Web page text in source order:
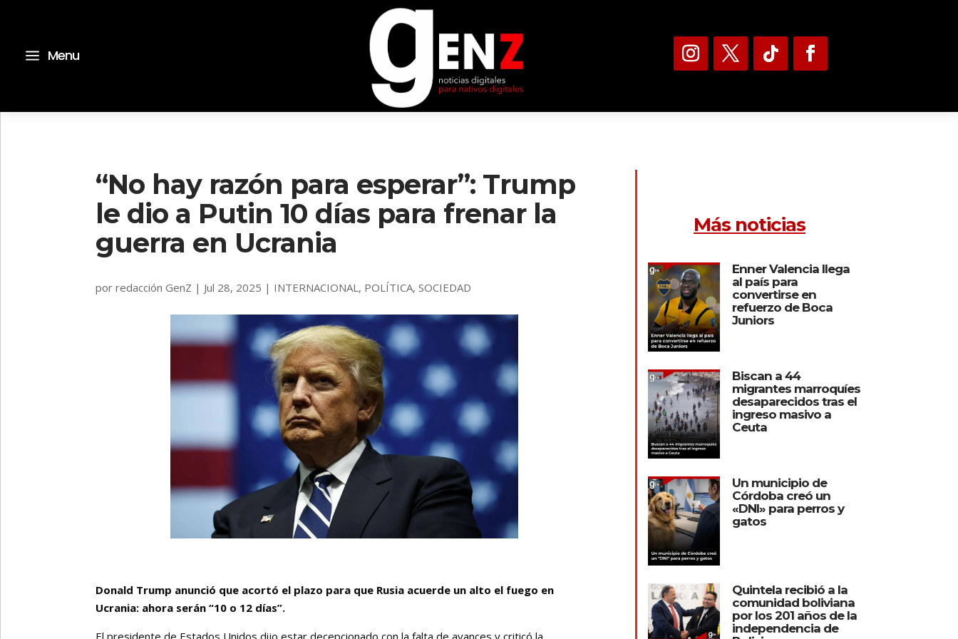
a Menu
“No hay razón para esperar”: Trump
le dio a Putin 10 días para frenar la
guerra en Ucrania
porredacción GenZ | Jul 28, 2025 | INTERNACIONAL , POLÍTICA,SOCIEDAD
Donald Trump anunció que acortó el plazo para que Rusia acuerde un alto el fuego en
Ucrania: ahora serán “10 o 12 días”.
Más noticias
Enner Valencia llega
al país para
convertirse en
refuerzo de Boca
Juniors
Biscan a 44
migrantes marroquíes
desaparecidos tras el
ingreso masivo a
Ceuta
Un municipio de
Córdoba creó un
«DNI» para perros y
gatos
Quintela recibió a la
comunidad boliviana
por los 201 años de la
independencia de